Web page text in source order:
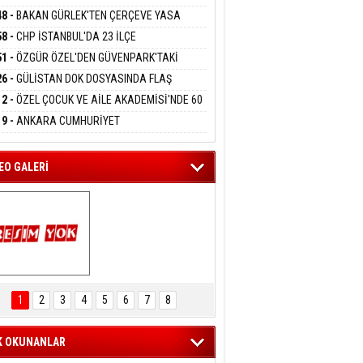
Kaynas
DEV YATIRIM!
- BAKAN GÜRLEK'TEN ÇERÇEVE YASA
ÇİZGİMİZ ŞEHİT AİLELERİ
HASSASİYETİDİR''
- CHP İSTANBUL'DA 23 İLÇE
ATAMALAR GERÇEKLEŞTİ
- ÖZGÜR ÖZEL'DEN GÜVENPARK'TAKİ
DESTEK:''SONUÇ ALANA KADAR
- GÜLİSTAN DOK DOSYASINDA FLAŞ
2 DALGIÇ DELİL KARARTMA
TUTUTKLANDI
- ÖZEL ÇOCUK VE AİLE AKADEMİSİ'NDE 60
HİZMET VERİLDİ
- ANKARA CUMHURİYET
ÖZGÜR ÖZEL VE VELİ
HAKKINDA FEZLEKE
GALERİ
ENGELSİZ
FESTİVALİ
KONSERİ
MEST
1 2 3 4 5 6 7 8
OKUNANLAR